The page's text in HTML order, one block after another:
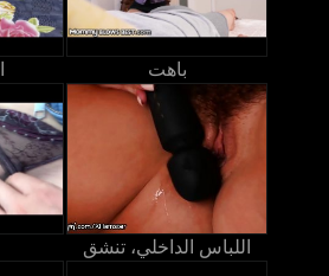
باهت
اللباس الداخلي، تنشق